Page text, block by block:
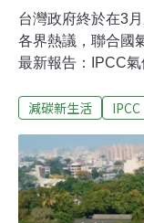
台灣政府終於在3
各界熱議，聯合國
最新報告：IPCC
Climate Change
者摘要（SPM）中
展與當前趨勢｜C.
適與永續發展之間
減碳新生活 IPCC